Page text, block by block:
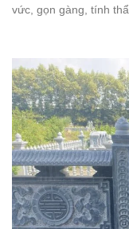
vức, gọn gàng, tính